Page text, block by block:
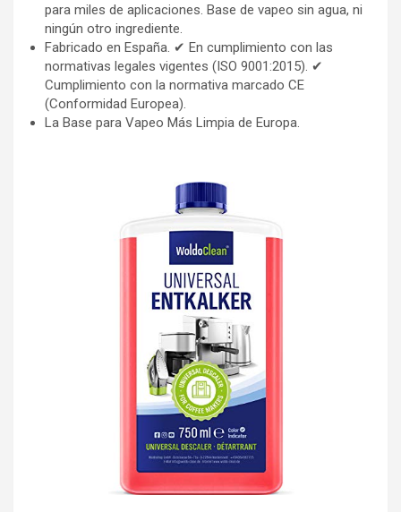
para miles de aplicaciones. Base de vapeo sin agua, ni
ningún otro ingrediente.
Fabricado en España. ✔ En cumplimiento con las
normativas legales vigentes (ISO 9001:2015). ✔
Cumplimiento con la normativa marcado CE
(Conformidad Europea).
La Base para Vapeo Más Limpia de Europa.